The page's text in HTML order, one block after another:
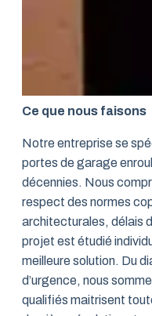
Ce que nous faisons
Notre entreprise se
portes de garage
décennies. Nous
respect des normes
architecturales, délais
projet est étudié
meilleure solution. Du
d’urgence, nous
qualifiés maitrisent